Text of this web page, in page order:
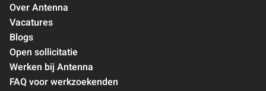
Over Antenna
Vacatures
Blogs
Open sollicitatie
Werken bij Antenna
FAQ voor werkzoekenden